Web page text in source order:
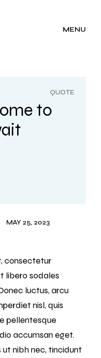
MENU
QUOTE
to
MAY 25, 2023
consectetur
libero sodales
luctus, arcu
nisl, quis
pellentesque
accumsan eget.
ut nibh nec, tincidunt